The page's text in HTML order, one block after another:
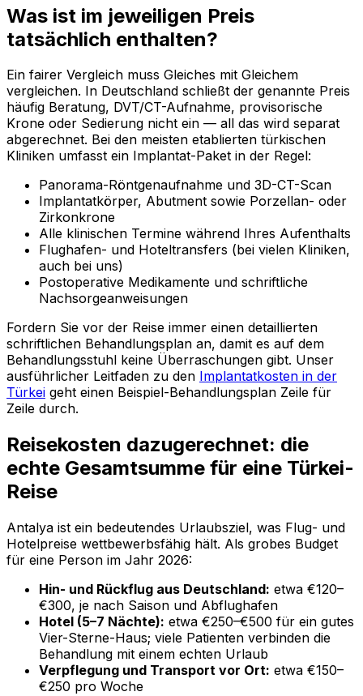
Was ist im jeweiligen Preis
tatsächlich enthalten?
Ein fairer Vergleich muss Gleiches mit Gleichem
vergleichen. In Deutschland schließt der genannte Preis
häufig Beratung, DVT/CT-Aufnahme, provisorische
Krone oder Sedierung nicht ein — all das wird separat
abgerechnet. Bei den meisten etablierten türkischen
Kliniken umfasst ein Implantat-Paket in der Regel:
Panorama-Röntgenaufnahme und 3D-CT-Scan
Implantatkörper, Abutment sowie Porzellan- oder
Zirkonkrone
Alle klinischen Termine während Ihres Aufenthalts
Flughafen- und Hoteltransfers (bei vielen Kliniken,
auch bei uns)
Postoperative Medikamente und schriftliche
Nachsorgeanweisungen
Fordern Sie vor der Reise immer einen detaillierten
schriftlichen Behandlungsplan an, damit es auf dem
Behandlungsstuhl keine Überraschungen gibt. Unser
ausführlicher Leitfaden zu den Implantatkosten in der
Türkei geht einen Beispiel-Behandlungsplan Zeile für
Zeile durch.
Reisekosten dazugerechnet: die
echte Gesamtsumme für eine Türkei-
Reise
Antalya ist ein bedeutendes Urlaubsziel, was Flug- und
Hotelpreise wettbewerbsfähig hält. Als grobes Budget
für eine Person im Jahr 2026:
Hin- und Rückflug aus Deutschland: etwa €120–
€300, je nach Saison und Abflughafen
Hotel (5–7 Nächte): etwa €250–€500 für ein gutes
Vier-Sterne-Haus; viele Patienten verbinden die
Behandlung mit einem echten Urlaub
Verpflegung und Transport vor Ort: etwa €150–
€250 pro Woche